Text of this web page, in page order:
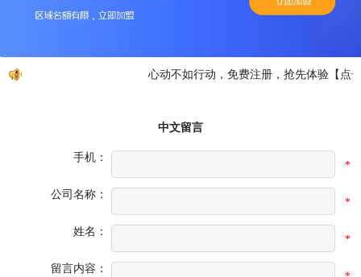
心动不如行动，免费注册，抢先体验【点击】
中文留言
手机：
*
公司名称：
*
姓名：
*
留言内容：